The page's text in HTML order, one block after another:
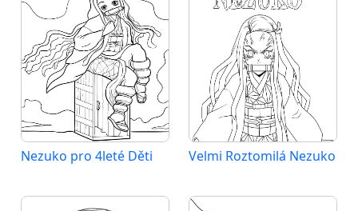
Nezuko pro 4leté Děti Velmi Roztomilá Nezuko